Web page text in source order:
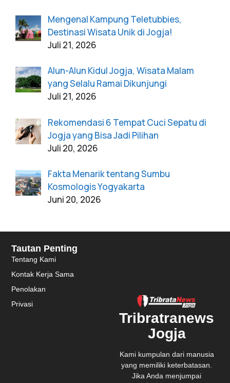
Mengenal Kampung Teletubbies,
Destinasi Wisata Unik di Jogja!
Juli 21, 2026
Alun-Alun Kidul Jogja, Wisata Malam
yang Selalu Ramai Dikunjungi
Juli 21, 2026
Rekomendasi 6 Tempat Cuci Sepatu di
Jogja yang Bisa Jadi Pilihan
Juli 20, 2026
Fakta Menarik tentang Sumbu
Kosmologis Yogyakarta
Juni 20, 2026
Tribratranews
Jogja
Kami kumpulan dari manusia
yang memiliki keterbatasan.
Jika Anda menjumpai
Tautan Penting
Tentang Kami
Kontak Kerja Sama
Penolakan
Privasi